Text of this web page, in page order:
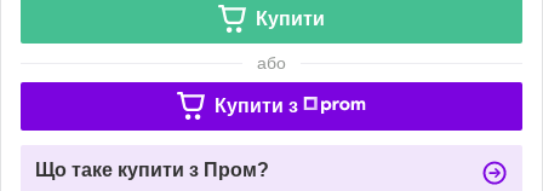
Купити
або
Купити з
Що таке купити з Пром?